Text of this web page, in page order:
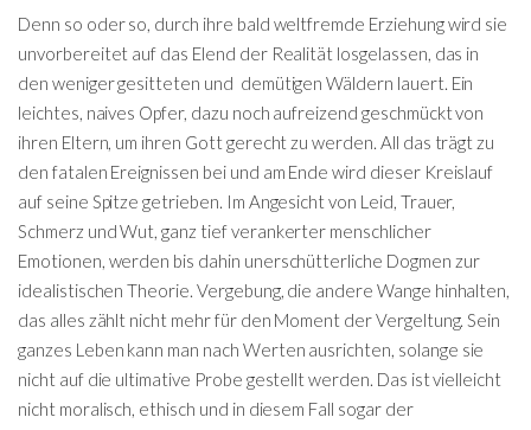
Denn so oder so, durch ihre bald weltfremde Erziehung wird sie
unvorbereitet auf das Elend der Realität losgelassen, das in
den weniger gesitteten und demütigen Wäldern lauert. Ein
leichtes, naives Opfer, dazu noch aufreizend geschmückt von
ihren Eltern, um ihren Gott gerecht zu werden. All das trägt zu
den fatalen Ereignissen bei und am Ende wird dieser Kreislauf
auf seine Spitze getrieben. Im Angesicht von Leid, Trauer,
Schmerz und Wut, ganz tief verankerter menschlicher
Emotionen, werden bis dahin unerschütterliche Dogmen zur
idealistischen Theorie. Vergebung, die andere Wange hinhalten,
das alles zählt nicht mehr für den Moment der Vergeltung. Sein
ganzes Leben kann man nach Werten ausrichten, solange sie
nicht auf die ultimative Probe gestellt werden. Das ist vielleicht
nicht moralisch, ethisch und in diesem Fall sogar der